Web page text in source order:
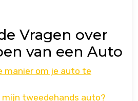
Vragen over
van een Auto
manier om je auto te
mijn tweedehands auto?